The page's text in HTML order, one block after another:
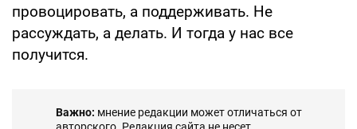
провоцировать, а поддерживать. Не
рассуждать, а делать. И тогда у нас все
получится.
Важно: мнение редакции может отличаться от
авторского. Редакция сайта не несет